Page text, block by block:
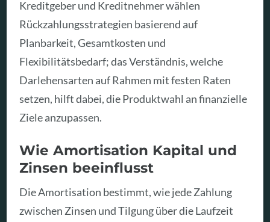
Kreditgeber und Kreditnehmer wählen
Rückzahlungsstrategien basierend auf
Planbarkeit, Gesamtkosten und
Flexibilitätsbedarf; das Verständnis, welche
Darlehensarten auf Rahmen mit festen Raten
setzen, hilft dabei, die Produktwahl an finanzielle
Ziele anzupassen.
Wie Amortisation Kapital und
Zinsen beeinflusst
Die Amortisation bestimmt, wie jede Zahlung
zwischen Zinsen und Tilgung über die Laufzeit